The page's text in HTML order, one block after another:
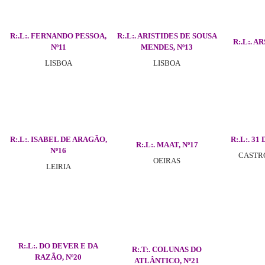
R:.L:. FERNANDO PESSOA,
Nº11
LISBOA
R:.L:. ARISTIDES DE SOUSA
MENDES, Nº13
LISBOA
R:.L:.
R:.L:. ISABEL DE ARAGÃO,
Nº16
LEIRIA
R:.L:. MAAT, Nº17
OEIRAS
R:.L:. 31
R:.L:. DO DEVER E DA
RAZÃO, Nº20
R:.T:. COLUNAS DO
ATLÂNTICO, Nº21